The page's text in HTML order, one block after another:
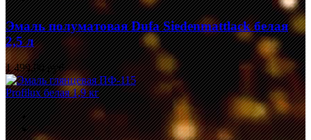
Эмаль полуматовая Dufa Siedenmattlack белая
2,5 л
1 499,00 руб.